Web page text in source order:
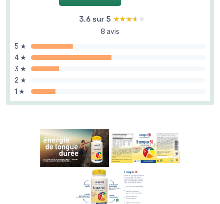
3,6 sur 5 ★★★★★
★★★★★
8 avis
5 ★
4 ★
3 ★
2 ★
1 ★